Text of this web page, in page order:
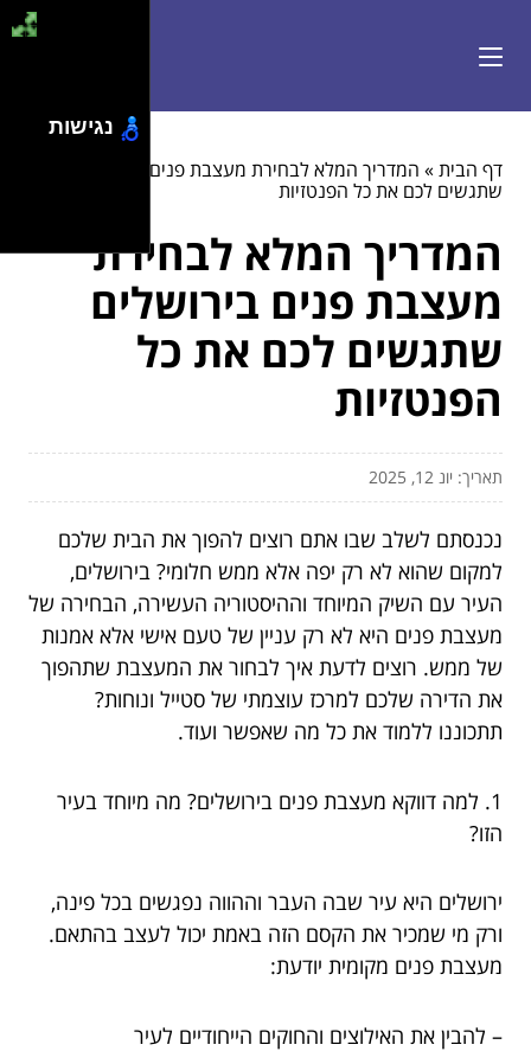
דף הבית» המדריך המלא לבחירת מעצבת פנים בירושלים
שתגשים לכם את כל הפנטזיות
המדריך המלא לבחירת
מעצבת פנים בירושלים
שתגשים לכם את כל
הפנטזיות
תאריך: יונ 12, 2025
נכנסתם לשלב שבו אתם רוצים להפוך את הבית שלכם
למקום שהוא לא רק יפה אלא ממש חלומי? בירושלים,
העיר עם השיק המיוחד וההיסטוריה העשירה, הבחירה של
מעצבת פנים היא לא רק עניין של טעם אישי אלא אמנות
של ממש. רוצים לדעת איך לבחור את המעצבת שתהפוך
את הדירה שלכם למרכז עוצמתי של סטייל ונוחות?
תתכוננו ללמוד את כל מה שאפשר ועוד.
1. למה דווקא מעצבת פנים בירושלים? מה מיוחד בעיר
הזו?
ירושלים היא עיר שבה העבר וההווה נפגשים בכל פינה,
ורק מי שמכיר את הקסם הזה באמת יכול לעצב בהתאם.
מעצבת פנים מקומית יודעת:
– להבין את האילוצים והחוקים הייחודיים לעיר
נגישות